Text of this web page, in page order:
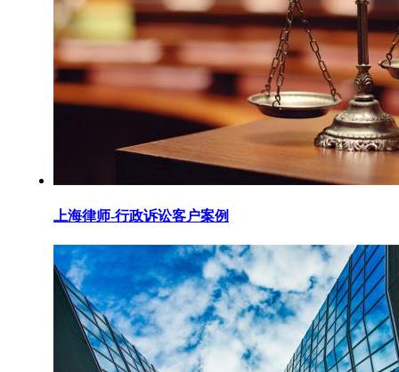
上海律师-行政诉讼客户案例